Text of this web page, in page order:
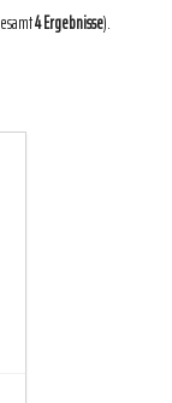
4 Ergebnisse).